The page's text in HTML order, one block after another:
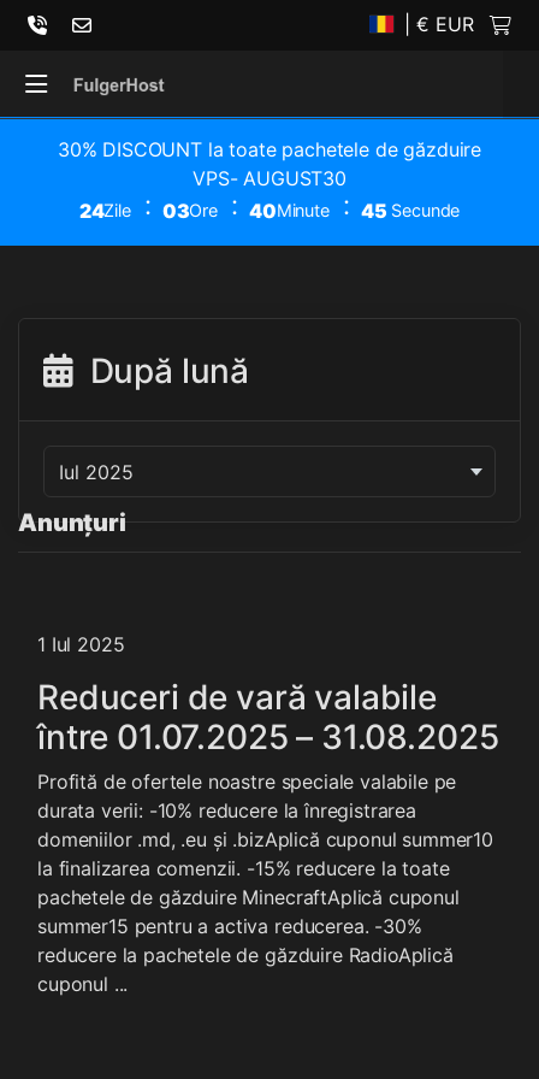
| € EUR
30% DISCOUNT la toate pachetele de găzduire
VPS- AUGUST30
24Zile 03Ore 40Minute 45 Secunde
După lună
Anunțuri
1 Iul 2025
Reduceri de vară valabile
între 01.07.2025 – 31.08.2025
Profită de ofertele noastre speciale valabile pe
durata verii: -10% reducere la înregistrarea
domeniilor .md, .eu și .bizAplică cuponul summer10
la finalizarea comenzii. -15% reducere la toate
pachetele de găzduire MinecraftAplică cuponul
summer15 pentru a activa reducerea. -30%
reducere la pachetele de găzduire RadioAplică
cuponul ...